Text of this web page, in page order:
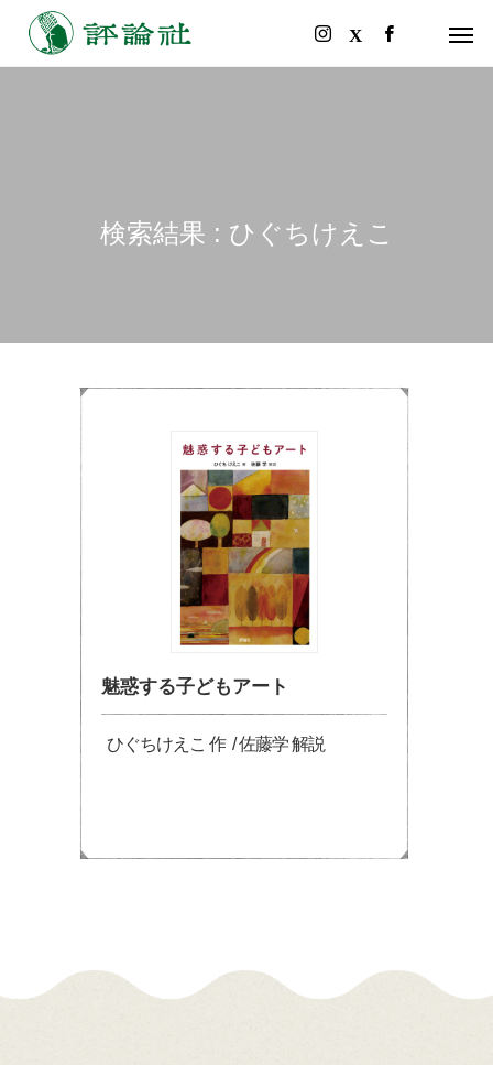
検索結果 : ひぐちけえこ
魅惑する子どもアート
ひぐちけえこ 作 / 佐藤学 解説